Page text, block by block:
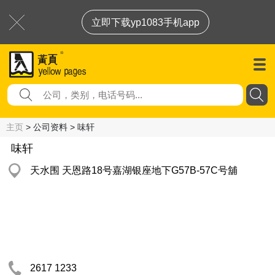
立即下载yp1083手机app
主页 > 公司资料 > 味轩
味轩
天水围 天恩路18号嘉湖银座地下G57B-57C号舖
2617 1233